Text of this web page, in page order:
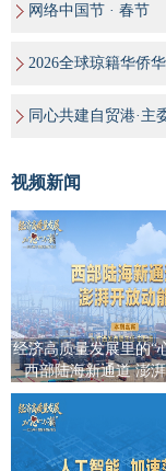
网络中国节 · 春节
2026全球琼籍华侨
同心共建自贸港·主
视频新闻
经济高质量发展里的“
西部陆海新通道 澎